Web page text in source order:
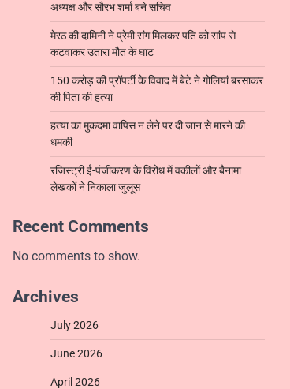
अध्यक्ष और सौरभ शर्मा बने सचिव
मेरठ की दामिनी ने प्रेमी संग मिलकर पति को सांप से
कटवाकर उतारा मौत के घाट
150 करोड़ की प्रॉपर्टी के विवाद में बेटे ने गोलियां बरसाकर
की पिता की हत्या
हत्या का मुकदमा वापिस न लेने पर दी जान से मारने की
धमकी
रजिस्ट्री ई-पंजीकरण के विरोध में वकीलों और बैनामा
लेखकों ने निकाला जुलूस
Recent Comments
No comments to show.
Archives
July 2026
June 2026
April 2026